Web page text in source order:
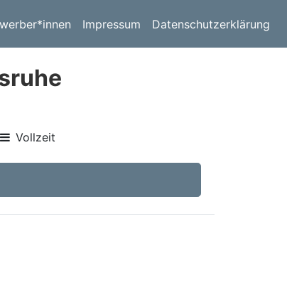
Impressum Datenschutzerklärung
Vollzeit